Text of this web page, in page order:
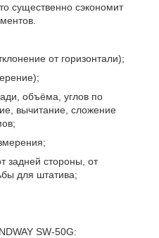
существенно сэкономит
от горизонтали);
объёма, углов по
вычитание, сложение
задней стороны, от
для штатива;
SW-50G: